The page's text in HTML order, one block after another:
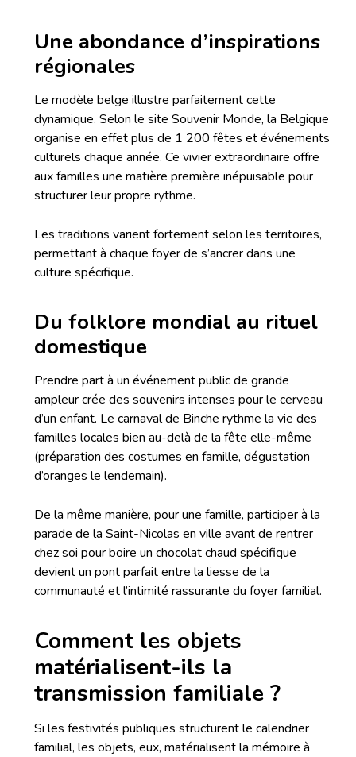
Une abondance d’inspirations
régionales
Le modèle belge illustre parfaitement cette
dynamique. Selon le site Souvenir Monde, la Belgique
organise en effet plus de 1 200 fêtes et événements
culturels chaque année. Ce vivier extraordinaire offre
aux familles une matière première inépuisable pour
structurer leur propre rythme.
Les traditions varient fortement selon les territoires,
permettant à chaque foyer de s’ancrer dans une
culture spécifique.
Du folklore mondial au rituel
domestique
Prendre part à un événement public de grande
ampleur crée des souvenirs intenses pour le cerveau
d’un enfant. Le carnaval de Binche rythme la vie des
familles locales bien au-delà de la fête elle-même
(préparation des costumes en famille, dégustation
d’oranges le lendemain).
De la même manière, pour une famille, participer à la
parade de la Saint-Nicolas en ville avant de rentrer
chez soi pour boire un chocolat chaud spécifique
devient un pont parfait entre la liesse de la
communauté et l’intimité rassurante du foyer familial.
Comment les objets
matérialisent-ils la
transmission familiale ?
Si les festivités publiques structurent le calendrier
familial, les objets, eux, matérialisent la mémoire à